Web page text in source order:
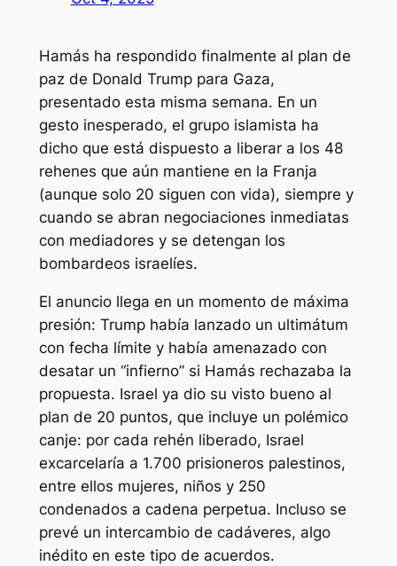
Hamás ha respondido finalmente al plan de
paz de Donald Trump para Gaza,
presentado esta misma semana. En un
gesto inesperado, el grupo islamista ha
dicho que está dispuesto a liberar a los 48
rehenes que aún mantiene en la Franja
(aunque solo 20 siguen con vida), siempre y
cuando se abran negociaciones inmediatas
con mediadores y se detengan los
bombardeos israelíes.
El anuncio llega en un momento de máxima
presión: Trump había lanzado un ultimátum
con fecha límite y había amenazado con
desatar un “infierno” si Hamás rechazaba la
propuesta. Israel ya dio su visto bueno al
plan de 20 puntos, que incluye un polémico
canje: por cada rehén liberado, Israel
excarcelaría a 1.700 prisioneros palestinos,
entre ellos mujeres, niños y 250
condenados a cadena perpetua. Incluso se
prevé un intercambio de cadáveres, algo
inédito en este tipo de acuerdos.